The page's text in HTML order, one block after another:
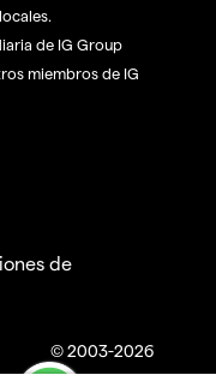
de IG Group
miembros de IG
© 2003-2026
de